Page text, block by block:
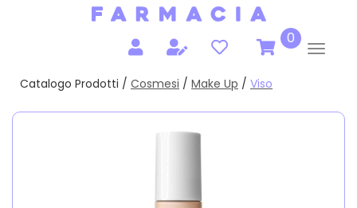
0prodotti
inseriti
Catalogo Prodotti / Cosmesi / Make Up / Viso